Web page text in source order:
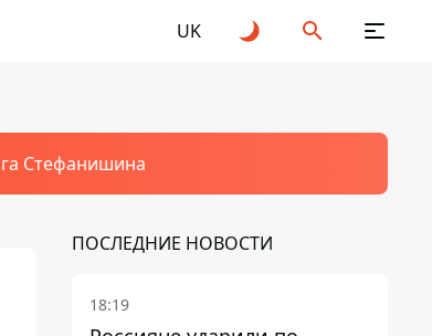
UK
Стефанишина
ПОСЛЕДНИЕ НОВОСТИ
18:19